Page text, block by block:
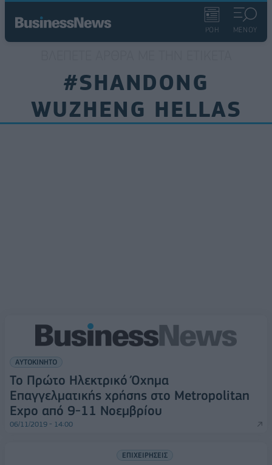
ΡΟΗ ΜΕΝΟΥ
#SHANDONG
WUZHENG HELLAS
ΑΥΤΟΚΙΝΗΤΟ
Το Πρώτο Ηλεκτρικό Όχημα
Επαγγελματικής χρήσης στο Metropolitan
Expo από 9-11 Νοεμβρίου
06/11/2019 - 14:00
ΕΠΙΧΕΙΡΗΣΕΙΣ